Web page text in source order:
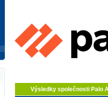
Výsledky společnosti Palo